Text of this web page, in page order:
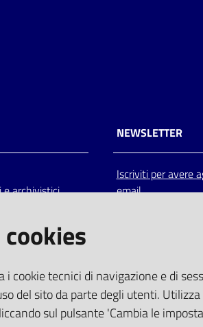
e archivistici
fax
NEWSLETTER
Iscriviti per avere
email
i cookie tecnici di navigazione e di
del sito da parte degli utenti.
sul pulsante 'Cambia le